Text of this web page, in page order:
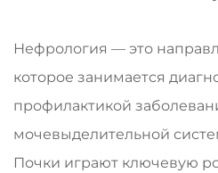
Нефрология — это
которое занимается
профилактикой
мочевыделительной
Почки играют ключевую